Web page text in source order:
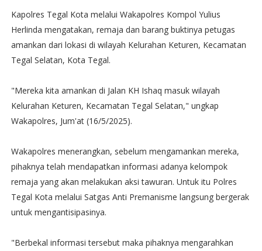
Kapolres Tegal Kota melalui Wakapolres Kompol Yulius
Herlinda mengatakan, remaja dan barang buktinya petugas
amankan dari lokasi di wilayah Kelurahan Keturen, Kecamatan
Tegal Selatan, Kota Tegal.
"Mereka kita amankan di Jalan KH Ishaq masuk wilayah
Kelurahan Keturen, Kecamatan Tegal Selatan," ungkap
Wakapolres, Jum'at (16/5/2025).
Wakapolres menerangkan, sebelum mengamankan mereka,
pihaknya telah mendapatkan informasi adanya kelompok
remaja yang akan melakukan aksi tawuran. Untuk itu Polres
Tegal Kota melalui Satgas Anti Premanisme langsung bergerak
untuk mengantisipasinya.
"Berbekal informasi tersebut maka pihaknya mengarahkan